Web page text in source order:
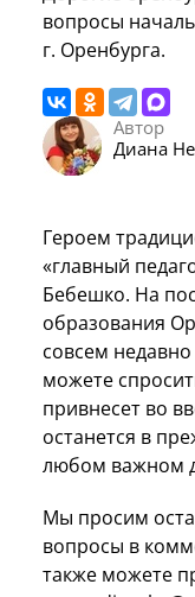
вопросы
г. Оренбурга.
Автор
Диана
Героем
«главный
Бебешко. На
образования
совсем
можете
привнесет во
останется в
любом важном
Мы просим
вопросы в
также можете